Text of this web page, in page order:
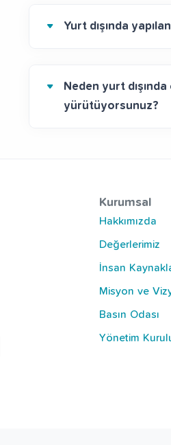
Yurt dışında
Neden yurt dışında
yürütüyorsunuz?
Kurumsal
Hakkımızda
Değerlerimiz
İnsan
Misyon ve
Basın Odası
Yönetim